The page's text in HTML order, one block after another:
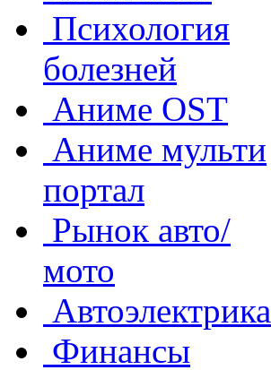
Психология
болезней
Аниме OST
Аниме мульти
портал
Рынок авто/
мото
Автоэлектрика
Финансы